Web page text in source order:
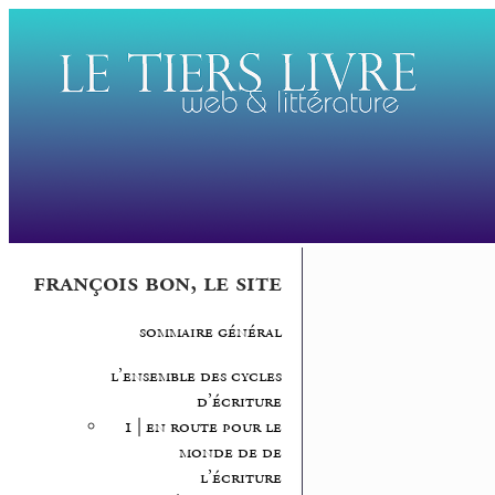
françois bon, le site
sommaire général
l’ensemble des cycles
d’écriture
1 | en route pour le
monde de de
l’écriture